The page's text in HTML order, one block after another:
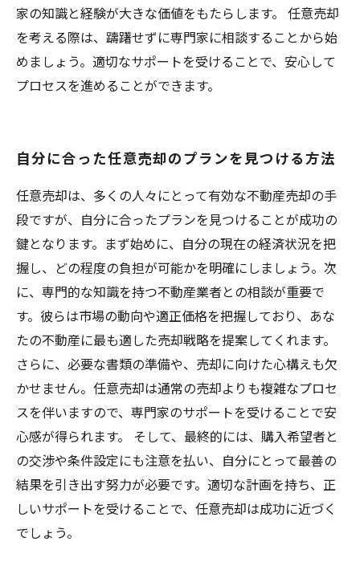
家の知識と経験が大きな価値をもたらします。 任意売却
を考える際は、躊躇せずに専門家に相談することから始
めましょう。適切なサポートを受けることで、安心して
プロセスを進めることができます。
自分に合った任意売却のプランを見つける方法
任意売却は、多くの人々にとって有効な不動産売却の手
段ですが、自分に合ったプランを見つけることが成功の
鍵となります。まず始めに、自分の現在の経済状況を把
握し、どの程度の負担が可能かを明確にしましょう。次
に、専門的な知識を持つ不動産業者との相談が重要で
す。彼らは市場の動向や適正価格を把握しており、あな
たの不動産に最も適した売却戦略を提案してくれます。
さらに、必要な書類の準備や、売却に向けた心構えも欠
かせません。任意売却は通常の売却よりも複雑なプロセ
スを伴いますので、専門家のサポートを受けることで安
心感が得られます。 そして、最終的には、購入希望者と
の交渉や条件設定にも注意を払い、自分にとって最善の
結果を引き出す努力が必要です。適切な計画を持ち、正
しいサポートを受けることで、任意売却は成功に近づく
でしょう。